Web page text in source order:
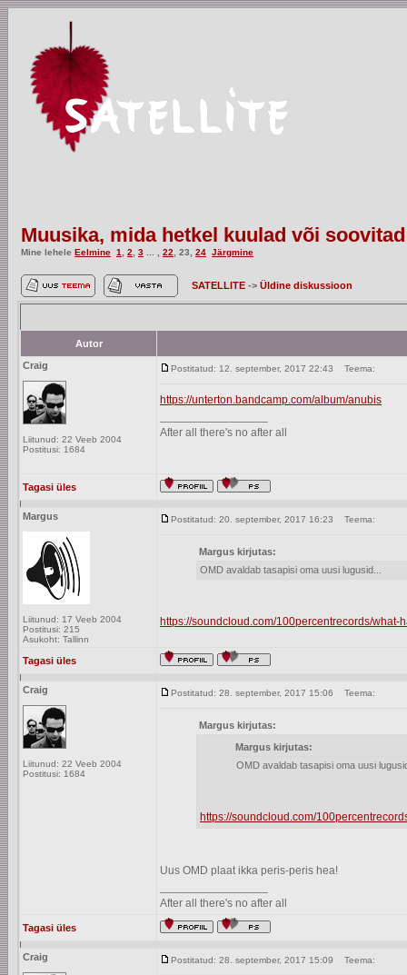
Muusika, mida hetkel kuulad või
Mine lehele Eelmine 1 2 3 22 23 24 Järgmine
SATELLITE -> Üldine diskussioon
Autor
Craig
Liitunud: 22 Veeb 2004
Postitusi: 1684
Postitatud: 12. september, 2017 22:43 Teema:
https://unterton.bandcamp.com/album/anubis
After all there's no after all
Tagasi üles
Margus
Liitunud: 17 Veeb 2004
Postitusi: 215
Asukoht: Tallinn
Postitatud: 20. september, 2017 16:23 Teema:
Margus kirjutas:
OMD avaldab tasapisi oma uusi lugusid...
https://soundcloud.com/100percentrecords/what-
Tagasi üles
Craig
Liitunud: 22 Veeb 2004
Postitusi: 1684
Postitatud: 28. september, 2017 15:06 Teema:
Margus kirjutas:
Margus kirjutas:
OMD avaldab tasapisi oma uusi
https://soundcloud.com/
Uus OMD plaat ikka peris-peris hea!
After all there's no after all
Tagasi üles
Craig Postitatud: 28. september, 2017 15:09 Teema: